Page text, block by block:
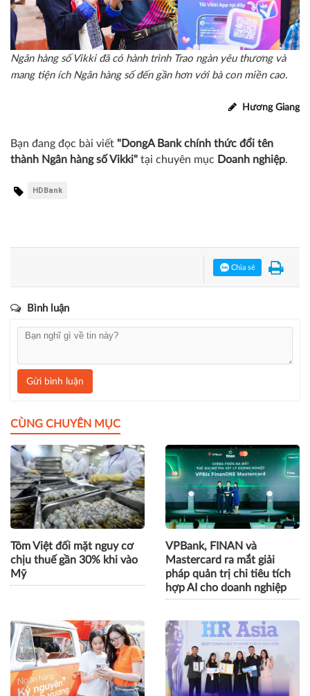
Ngân hàng số Vikki đã có hành trình Trao ngàn yêu thương và
mang tiện ích Ngân hàng số đến gần hơn với bà con miền cao.
Hương Giang
Bạn đang đọc bài viết "DongA Bank chính thức đổi tên
thành Ngân hàng số Vikki" tại chuyên mục Doanh nghiệp.
HDBank
Chia sẻ
Bình luận
Gửi bình luận
CÙNG CHUYÊN MỤC
Tôm Việt đối mặt nguy cơ
chịu thuế gần 30% khi vào
Mỹ
VPBank, FINAN và
Mastercard ra mắt giải
pháp quản trị chi tiêu tích
hợp AI cho doanh nghiệp